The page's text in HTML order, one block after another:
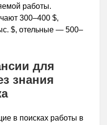
работы.
300–400 $,
$, отельные — 500–
для
знания
в поисках работы в